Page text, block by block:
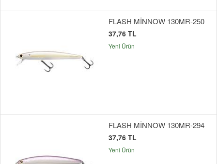
FLASH MİNNOW 130MR-250
37,76 TL
Yeni Ürün
FLASH MİNNOW 130MR-294
37,76 TL
Yeni Ürün